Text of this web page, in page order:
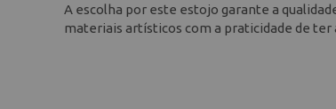
A escolha por este estojo garante a
materiais artísticos com a praticidade de